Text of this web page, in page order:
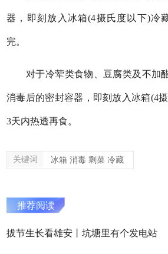
器，即刻放入冰箱(4摄氏度以下)冷
完。
对于冷荤类食物、豆腐类及不加
消毒后的密封容器，即刻放入冰箱(4
3天内热透再食。
关键词 冰箱 消毒 剩菜 冷藏
推荐阅读
拔节生长看雄安丨坑塘里有个发电站